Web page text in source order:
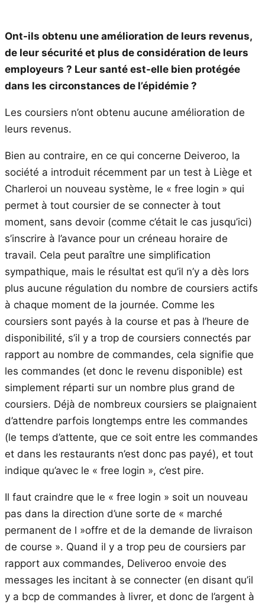
Ont-ils obtenu une amélioration de leurs revenus,
de leur sécurité et plus de considération de leurs
employeurs ? Leur santé est-elle bien protégée
dans les circonstances de l’épidémie ?
Les coursiers n’ont obtenu aucune amélioration de
leurs revenus.
Bien au contraire, en ce qui concerne Deiveroo, la
société a introduit récemment par un test à Liège et
Charleroi un nouveau système, le « free login » qui
permet à tout coursier de se connecter à tout
moment, sans devoir (comme c’était le cas jusqu’ici)
s’inscrire à l’avance pour un créneau horaire de
travail. Cela peut paraître une simplification
sympathique, mais le résultat est qu’il n’y a dès lors
plus aucune régulation du nombre de coursiers actifs
à chaque moment de la journée. Comme les
coursiers sont payés à la course et pas à l’heure de
disponibilité, s’il y a trop de coursiers connectés par
rapport au nombre de commandes, cela signifie que
les commandes (et donc le revenu disponible) est
simplement réparti sur un nombre plus grand de
coursiers. Déjà de nombreux coursiers se plaignaient
d’attendre parfois longtemps entre les commandes
(le temps d’attente, que ce soit entre les commandes
et dans les restaurants n’est donc pas payé), et tout
indique qu’avec le « free login », c’est pire.
Il faut craindre que le « free login » soit un nouveau
pas dans la direction d’une sorte de « marché
permanent de l »offre et de la demande de livraison
de course ». Quand il y a trop peu de coursiers par
rapport aux commandes, Deliveroo envoie des
messages les incitant à se connecter (en disant qu’il
y a bcp de commandes à livrer, et donc de l’argent à